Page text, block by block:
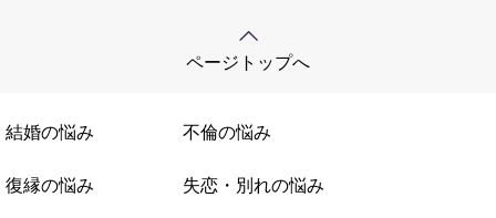
ページトップへ
結婚の悩み 不倫の悩み
復縁の悩み 失恋・別れの悩み